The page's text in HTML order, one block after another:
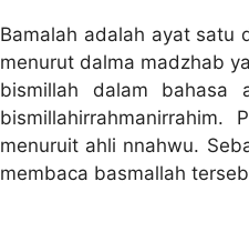
Bamalah adalah ayat satu
menurut dalma madzhab
bismillah dalam bahasa
menuruit ahli nnahwu.
membaca basmallah